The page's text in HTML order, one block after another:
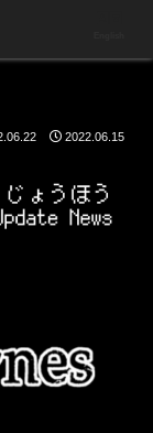
2022.06.15